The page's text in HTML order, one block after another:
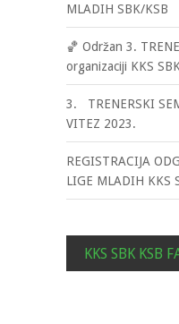
MLADIH SBK/KSB
🏀 Održan 3.
organizaciji KKS
3. TRENERSKI
VITEZ 2023.
REGISTRACIJA
LIGE MLADIH KKS
KKS SBK KSB